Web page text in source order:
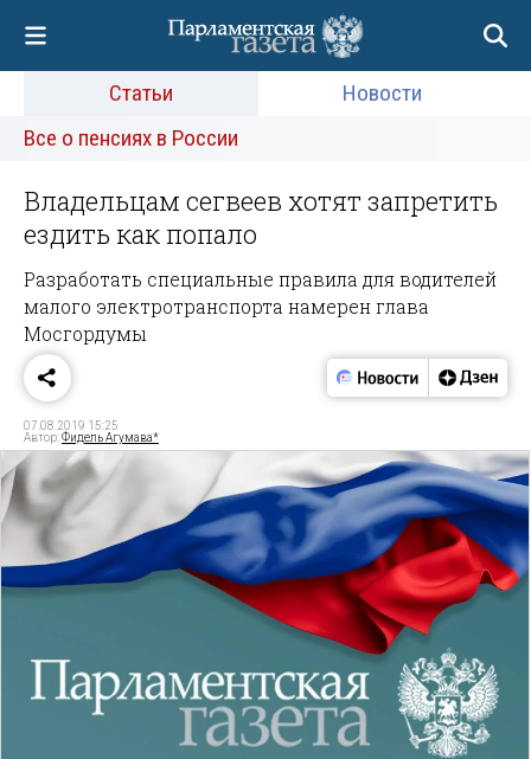
Статьи
Новости
Все о пенсиях в России
Владельцам сегвеев хотят запретить
ездить как попало
Разработать специальные правила для водителей
малого электротранспорта намерен глава
Мосгордумы
07.08.2019 15:25
Автор:Фидель Агумава*